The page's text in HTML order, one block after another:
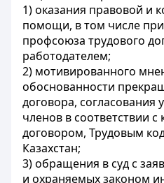
1) оказания правовой и
помощи, в том числе
профсоюза трудового
работодателем;
2) мотивированного
обоснованности
договора, согласования
членов в соответствии
договором, Трудовым
Казахстан;
3) обращения в суд с
и охраняемых законом